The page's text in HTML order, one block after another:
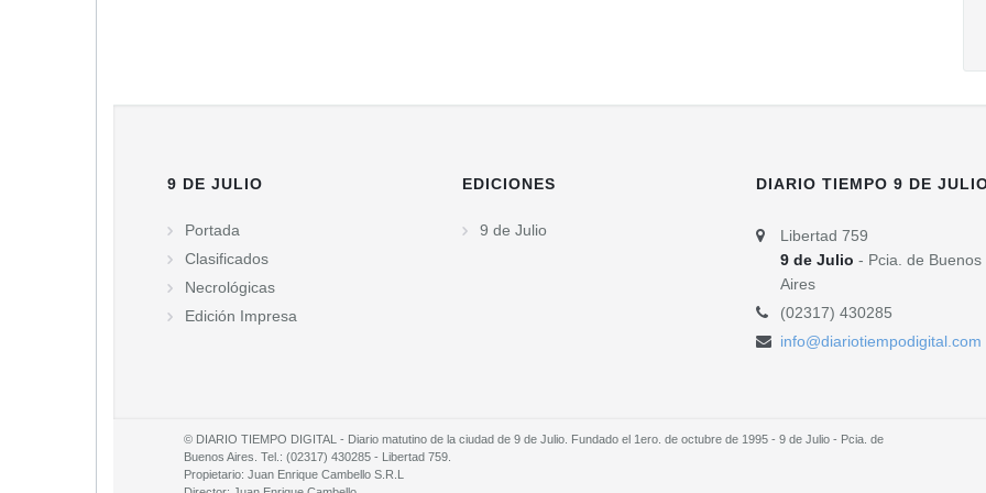
9 DE JULIO
Portada
Clasificados
Necrológicas
Edición Impresa
EDICIONES
9 de Julio
DIARIO TIEMPO 9 DE
Libertad 759
9 de Julio - Pcia. de Buenos
Aires
(02317) 430285
info@diariotiempodigital.com
© DIARIO TIEMPO DIGITAL - Diario matutino de la ciudad de 9 de Julio. Fundado el 1ero. de octubre de 1995 - 9 de Julio - Pcia. de
Buenos Aires. Tel.: (02317) 430285 - Libertad 759.
Propietario: Juan Enrique Cambello S.R.L